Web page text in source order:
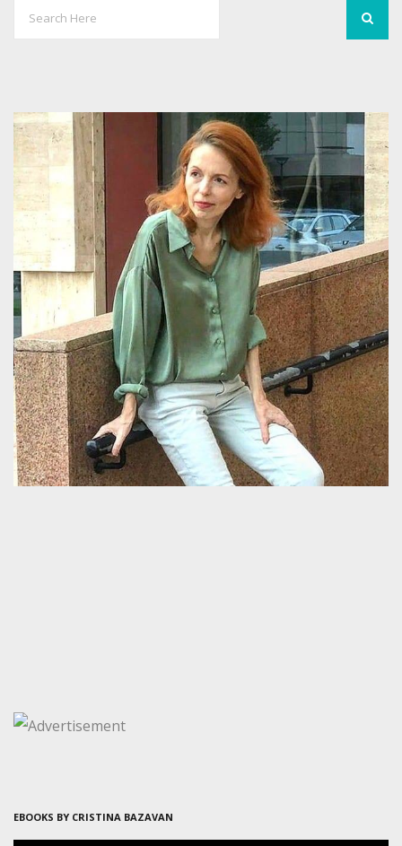
EBOOKS BY CRISTINA BAZAVAN